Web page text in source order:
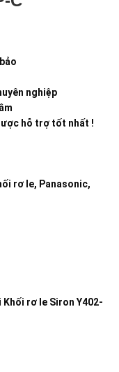
nghiệp
hỗ trợ tốt nhất !
rơ le, Panasonic,
Khối rơ le Siron Y402-